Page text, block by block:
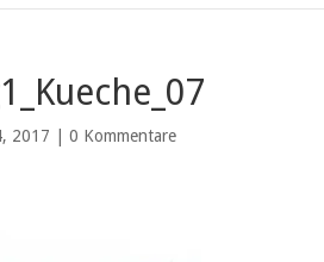
2017 0 Kommentare